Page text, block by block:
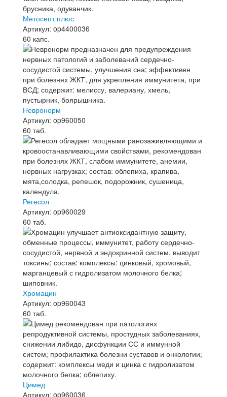
Метосепт плюс
Артикул: op4400036
60 капс.
Невронорм
Артикул: op960050
60 таб.
Регесол
Артикул: op960029
60 таб.
Хромацин
Артикул: op960043
60 таб.
Цимед
Артикул: op960036